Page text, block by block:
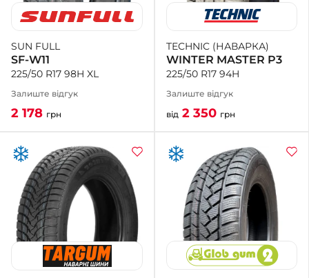
SUN FULL
SF-W11
225/50 R17 98H XL
Залиште відгук
2 178 грн
TECHNIC (НАВАРКА)
WINTER MASTER P3
225/50 R17 94H
Залиште відгук
від 2 350 грн